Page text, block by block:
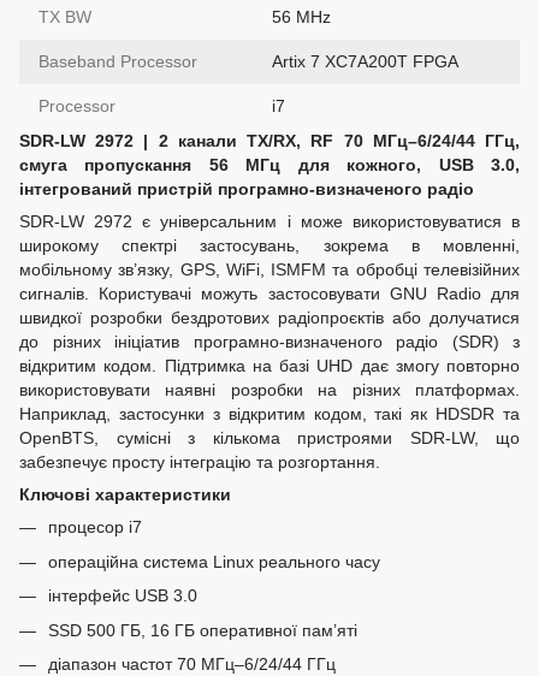
TX BW 56 MHz
Baseband Processor Artix 7 XC7A200T FPGA
Processor
i7
SDR-LW 2972 | 2 канали TX/RX, RF 70 МГц–6/24/44 ГГц,
смуга пропускання 56 МГц для кожного, USB 3.0,
інтегрований пристрій програмно-визначеного радіо
SDR-LW 2972 є універсальним і може використовуватися в
широкому спектрі застосувань, зокрема в мовленні,
мобільному зв’язку, GPS, WiFi, ISMFM та обробці телевізійних
сигналів. Користувачі можуть застосовувати GNU Radio для
швидкої розробки бездротових радіопроєктів або долучатися
до різних ініціатив програмно-визначеного радіо (SDR) з
відкритим кодом. Підтримка на базі UHD дає змогу повторно
використовувати наявні розробки на різних платформах.
Наприклад, застосунки з відкритим кодом, такі як HDSDR та
OpenBTS, сумісні з кількома пристроями SDR-LW, що
забезпечує просту інтеграцію та розгортання.
Ключові характеристики
процесор i7
операційна система Linux реального часу
інтерфейс USB 3.0
SSD 500 ГБ, 16 ГБ оперативної пам’яті
діапазон частот 70 МГц–6/24/44 ГГц